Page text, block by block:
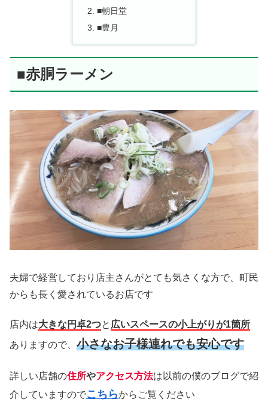
■朝日堂
■豊月
■赤胴ラーメン
夫婦で経営しており店主さんがとても気さくな方で、町民
からも長く愛されているお店です
店内は大きな円卓2つと 広いスペースの小上がりが1箇所
ありますので、 小さなお子様連れでも安心です
詳しい店舗の住所やアクセス方法は以前の僕のブログで紹
介していますのでこちらからご覧ください